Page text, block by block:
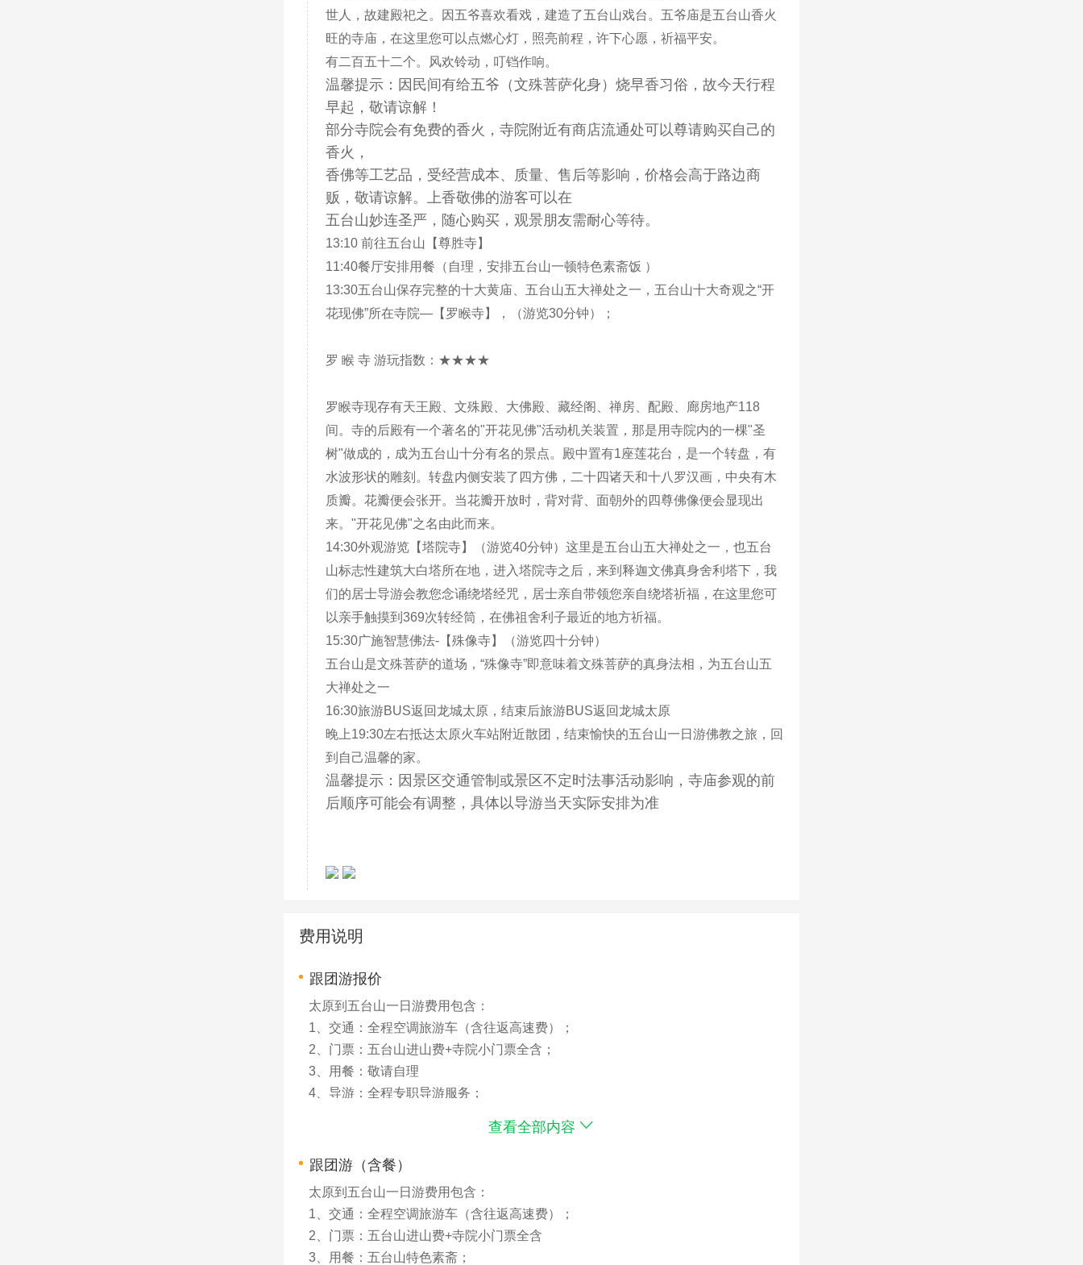
世人，故建殿祀之。因五爷喜欢看戏，建造了五台山戏台。五爷庙是五台山香火
旺的寺庙，在这里您可以点燃心灯，照亮前程，许下心愿，祈福平安。
有二百五十二个。风欢铃动，叮铛作响。
温馨提示：因民间有给五爷（文殊菩萨化身）烧早香习俗，故今天行程
早起，敬请谅解！
部分寺院会有免费的香火，寺院附近有商店流通处可以尊请购买自己的
香火，
香佛等工艺品，受经营成本、质量、售后等影响，价格会高于路边商
贩，敬请谅解。上香敬佛的游客可以在
五台山妙连圣严，随心购买，观景朋友需耐心等待。
13:10 前往五台山【尊胜寺】
11:40餐厅安排用餐（自理，安排五台山一顿特色素斋饭 ）
13:30五台山保存完整的十大黄庙、五台山五大禅处之一，五台山十大奇观之“开
花现佛”所在寺院—【罗睺寺】，（游览30分钟）；
罗 睺 寺 游玩指数：★★★★
罗睺寺现存有天王殿、文殊殿、大佛殿、藏经阁、禅房、配殿、廊房地产118
间。寺的后殿有一个著名的"开花见佛"活动机关装置，那是用寺院内的一棵"圣
树"做成的，成为五台山十分有名的景点。殿中置有1座莲花台，是一个转盘，有
水波形状的雕刻。转盘内侧安装了四方佛，二十四诸天和十八罗汉画，中央有木
质瓣。花瓣便会张开。当花瓣开放时，背对背、面朝外的四尊佛像便会显现出
来。"开花见佛"之名由此而来。
14:30外观游览【塔院寺】（游览40分钟）这里是五台山五大禅处之一，也五台
山标志性建筑大白塔所在地，进入塔院寺之后，来到释迦文佛真身舍利塔下，我
们的居士导游会教您念诵绕塔经咒，居士亲自带领您亲自绕塔祈福，在这里您可
以亲手触摸到369次转经筒，在佛祖舍利子最近的地方祈福。
15:30广施智慧佛法-【殊像寺】（游览四十分钟）
五台山是文殊菩萨的道场，“殊像寺”即意味着文殊菩萨的真身法相，为五台山五
大禅处之一
16:30旅游BUS返回龙城太原，结束后旅游BUS返回龙城太原
晚上19:30左右抵达太原火车站附近散团，结束愉快的五台山一日游佛教之旅，回
到自己温馨的家。
温馨提示：因景区交通管制或景区不定时法事活动影响，寺庙参观的前
后顺序可能会有调整，具体以导游当天实际安排为准
费用说明
跟团游报价
太原到五台山一日游费用包含：
1、交通：全程空调旅游车（含往返高速费）；
2、门票：五台山进山费+寺院小门票全含；
3、用餐：敬请自理
4、导游：全程专职导游服务；
半票退客人：10元/人 全免退客人：20元/人
查看全部内容
跟团游（含餐）
太原到五台山一日游费用包含：
1、交通：全程空调旅游车（含往返高速费）；
2、门票：五台山进山费+寺院小门票全含
3、用餐：五台山特色素斋；